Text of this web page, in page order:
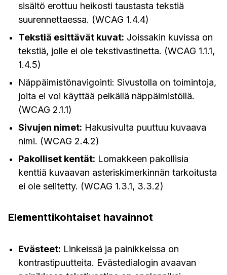
sisältö erottuu heikosti taustasta tekstiä
suurennettaessa. (WCAG 1.4.4)
Tekstiä esittävät kuvat: Joissakin kuvissa on
tekstiä, jolle ei ole tekstivastinetta. (WCAG 1.1.1,
1.4.5)
Näppäimistönavigointi: Sivustolla on toimintoja,
joita ei voi käyttää pelkällä näppäimistöllä.
(WCAG 2.1.1)
Sivujen nimet: Hakusivulta puuttuu kuvaava
nimi. (WCAG 2.4.2)
Pakolliset kentät: Lomakkeen pakollisia
kenttiä kuvaavan asteriskimerkinnän tarkoitusta
ei ole selitetty. (WCAG 1.3.1, 3.3.2)
Elementtikohtaiset havainnot
Evästeet: Linkeissä ja painikkeissa on
kontrastipuutteita. Evästedialogin avaavan